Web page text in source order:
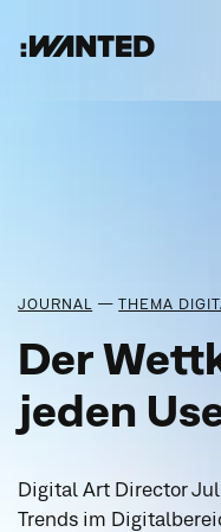
:WANTED
JOURNAL — THEMA
Der
jeden
Digital Art Director
Trends im